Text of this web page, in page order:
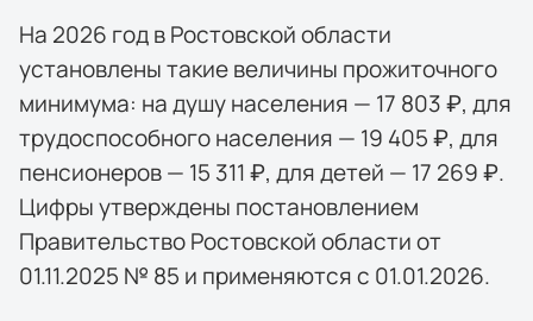
На 2026 год в Ростовской области
установлены такие величины прожиточного
минимума: на душу населения — 17 803 ₽, для
трудоспособного населения — 19 405 ₽, для
пенсионеров — 15 311 ₽, для детей — 17 269 ₽.
Цифры утверждены постановлением
Правительство Ростовской области от
01.11.2025 № 85 и применяются с 01.01.2026.